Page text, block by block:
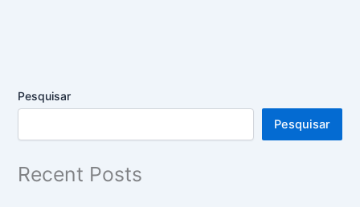
Pesquisar
Pesquisar
Recent Posts